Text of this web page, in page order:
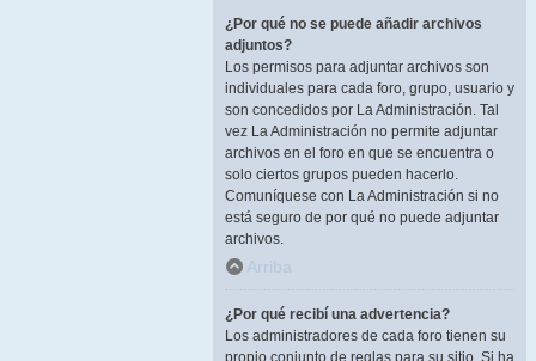
¿Por qué no se puede añadir archivos
adjuntos?
Los permisos para adjuntar archivos son
individuales para cada foro, grupo, usuario y
son concedidos por La Administración. Tal
vez La Administración no permite adjuntar
archivos en el foro en que se encuentra o
solo ciertos grupos pueden hacerlo.
Comuníquese con La Administración si no
está seguro de por qué no puede adjuntar
archivos.
Arriba
¿Por qué recibí una advertencia?
Los administradores de cada foro tienen su
propio conjunto de reglas para su sitio. Si ha